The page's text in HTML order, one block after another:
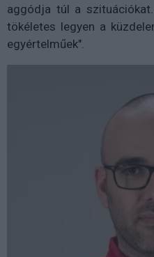
aggódja túl a
tökéletes legyen a
egyértelműek".